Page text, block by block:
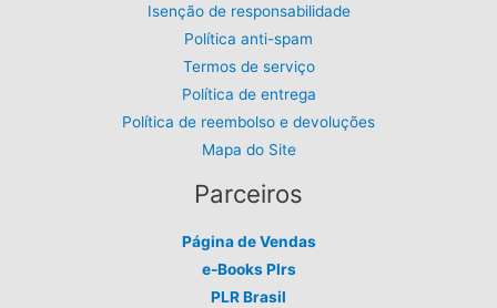
Isenção de responsabilidade
Política anti-spam
Termos de serviço
Política de entrega
Política de reembolso e devoluções
Mapa do Site
Parceiros
Página de Vendas
e-Books Plrs
PLR Brasil